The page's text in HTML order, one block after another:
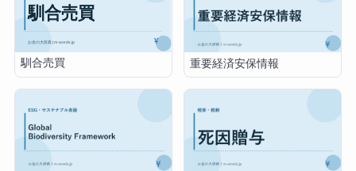
馴合売買 重要経済安保情報